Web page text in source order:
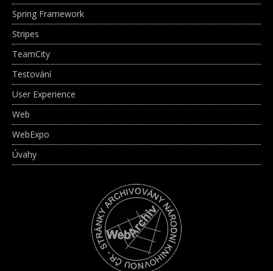
Spring Framework
Stripes
TeamCity
Testování
User Experience
Web
WebExpo
Úvahy